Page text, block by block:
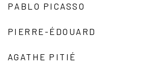
PABLO PICASSO
PIERRE-ÉDOUARD
AGATHE PITIÉ